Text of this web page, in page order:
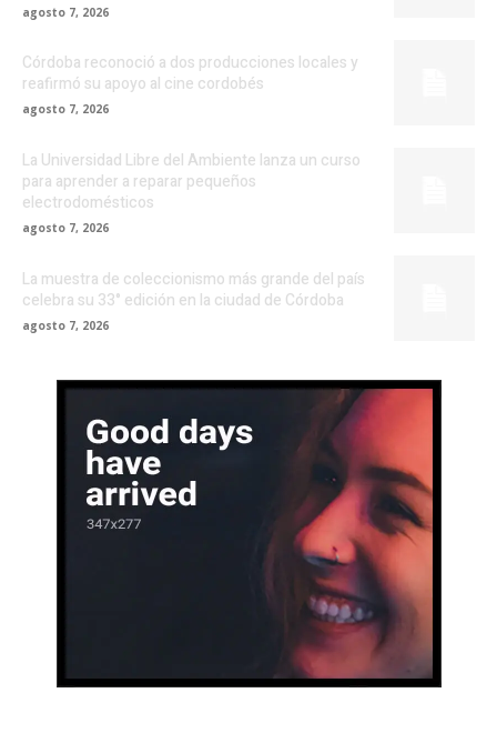
agosto 7, 2026
Córdoba reconoció a dos producciones locales y
reafirmó su apoyo al cine cordobés
agosto 7, 2026
La Universidad Libre del Ambiente lanza un curso
para aprender a reparar pequeños
electrodomésticos
agosto 7, 2026
La muestra de coleccionismo más grande del país
celebra su 33° edición en la ciudad de Córdoba
agosto 7, 2026